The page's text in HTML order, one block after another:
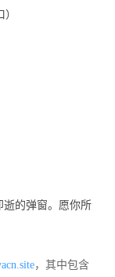
逝的弹窗。愿你所
，其中包含